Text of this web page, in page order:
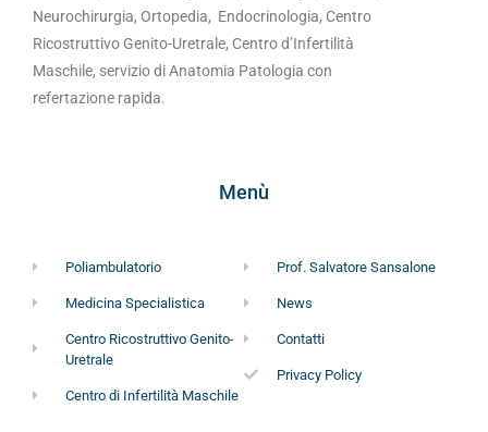
Neurochirurgia, Ortopedia, Endocrinologia, Centro
Ricostruttivo Genito-Uretrale, Centro d’Infertilità
Maschile, servizio di Anatomia Patologia con
refertazione rapida.
Menù
Poliambulatorio
Medicina Specialistica
Centro Ricostruttivo Genito-
Uretrale
Centro di Infertilità Maschile
Prof. Salvatore Sansalone
News
Contatti
Privacy Policy